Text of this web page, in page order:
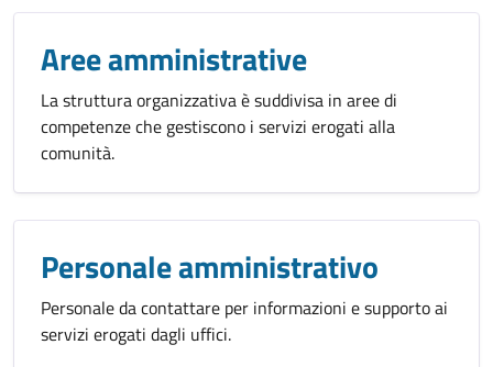
Aree amministrative
La struttura organizzativa è suddivisa in aree di
competenze che gestiscono i servizi erogati alla
comunità.
Personale amministrativo
Personale da contattare per informazioni e supporto ai
servizi erogati dagli uffici.